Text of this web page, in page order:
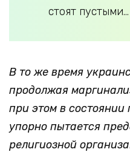
стоят пустыми…
В то же время
продолжая
при этом в состоянии
упорно пытается
религиозной